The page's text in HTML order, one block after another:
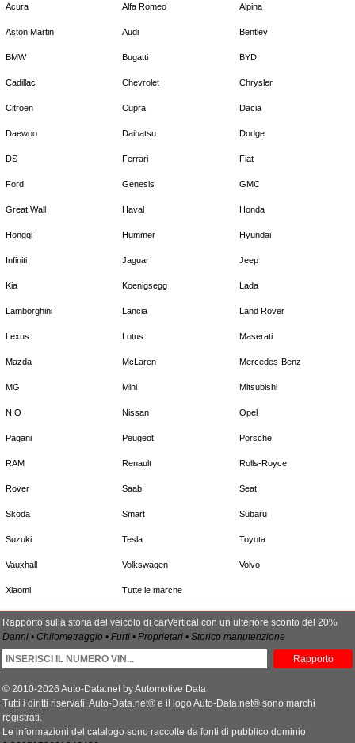
Acura Alfa Romeo Alpina
Aston Martin Audi Bentley
BMW Bugatti BYD
Cadillac Chevrolet Chrysler
Citroen Cupra Dacia
Daewoo Daihatsu Dodge
DS Ferrari Fiat
Ford Genesis GMC
Great Wall Haval Honda
Hongqi Hummer Hyundai
Infiniti Jaguar Jeep
Kia Koenigsegg Lada
Lamborghini Lancia Land Rover
Lexus Lotus Maserati
Mazda McLaren Mercedes-Benz
MG Mini Mitsubishi
NIO Nissan Opel
Pagani Peugeot Porsche
RAM Renault Rolls-Royce
Rover Saab Seat
Skoda Smart Subaru
Suzuki Tesla Toyota
Vauxhall Volkswagen Volvo
Xiaomi Tutte le marche
Rapporto sulla storia del veicolo di carVertical con un ulteriore sconto del 20%
Danni • Chilometraggio • Furti • Proprietari • Storico manutenzione
Rapporto
© 2010-2026 Auto-Data.net by Automotive Data
Tutti i diritti riservati. Auto-Data.net® e il logo Auto-Data.net® sono marchi
registrati.
Le informazioni del catalogo sono raccolte da fonti di pubblico dominio